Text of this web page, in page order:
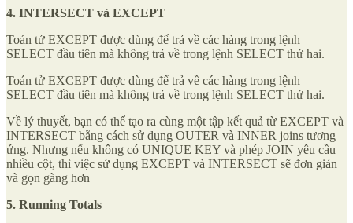
4. INTERSECT và EXCEPT
Toán tử EXCEPT được dùng để trả về các hàng trong lệnh
SELECT đầu tiên mà không trả về trong lệnh SELECT thứ hai.
Toán tử EXCEPT được dùng để trả về các hàng trong lệnh
SELECT đầu tiên mà không trả về trong lệnh SELECT thứ hai.
Về lý thuyết, bạn có thể tạo ra cùng một tập kết quả từ EXCEPT và
INTERSECT bằng cách sử dụng OUTER và INNER joins tương
ứng. Nhưng nếu không có UNIQUE KEY và phép JOIN yêu cầu
nhiều cột, thì việc sử dụng EXCEPT và INTERSECT sẽ đơn giản
và gọn gàng hơn
5. Running Totals